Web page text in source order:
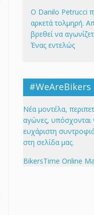
Ο Danilo Petrucci
αρκετά τολμηρή.
βρεθεί να
Ένας εντελώς
#WeAreBikers
Νέα μοντέλα,
αγώνες, υπόσχονται
ευχάριστη
στη σελίδα μας.
BikersTime Online